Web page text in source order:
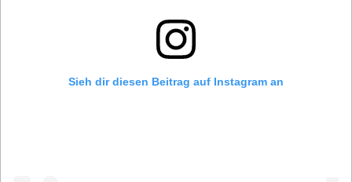
Sieh dir diesen Beitrag auf Instagram an